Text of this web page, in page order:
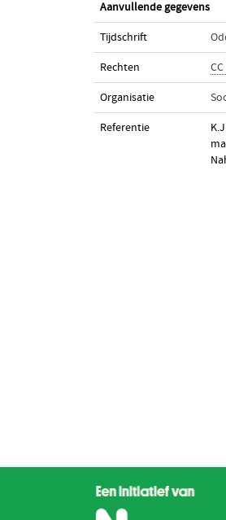
Aanvullende gegevens
Tijdschrift
Rechten
Organisatie
Referentie